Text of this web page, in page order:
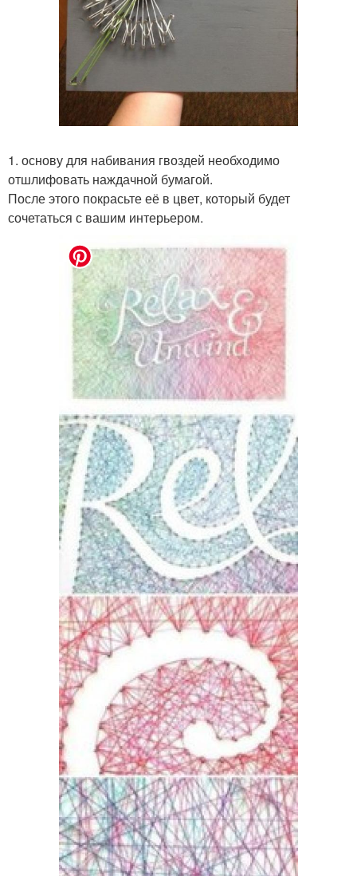
1. основу для набивания гвоздей необходимо
отшлифовать наждачной бумагой.
После этого покрасьте её в цвет, который будет
сочетаться с вашим интерьером.